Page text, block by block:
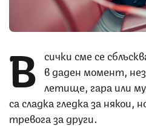
В сички сме се
в даден момент,
летище, гара или
са сладка гледка за някои,
тревога за други.